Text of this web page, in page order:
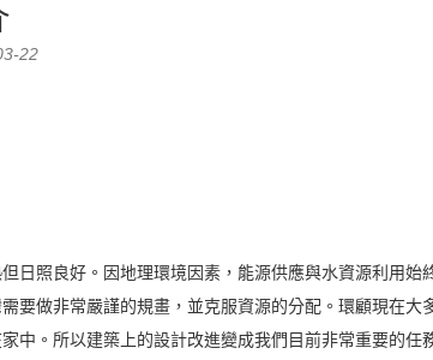
22
日照良好。因地理環境因素，能源供應與水資源利用始
要做非常嚴謹的規畫，並克服資源的分配。環顧現在大
中。所以建築上的設計改進變成我們目前非常重要的任